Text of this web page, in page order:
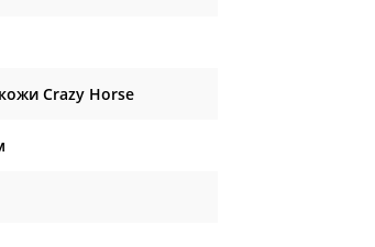
Crazy Horse